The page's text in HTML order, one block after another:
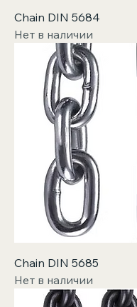
Chain DIN 5684
Нет в наличии
Chain DIN 5685
Нет в наличии